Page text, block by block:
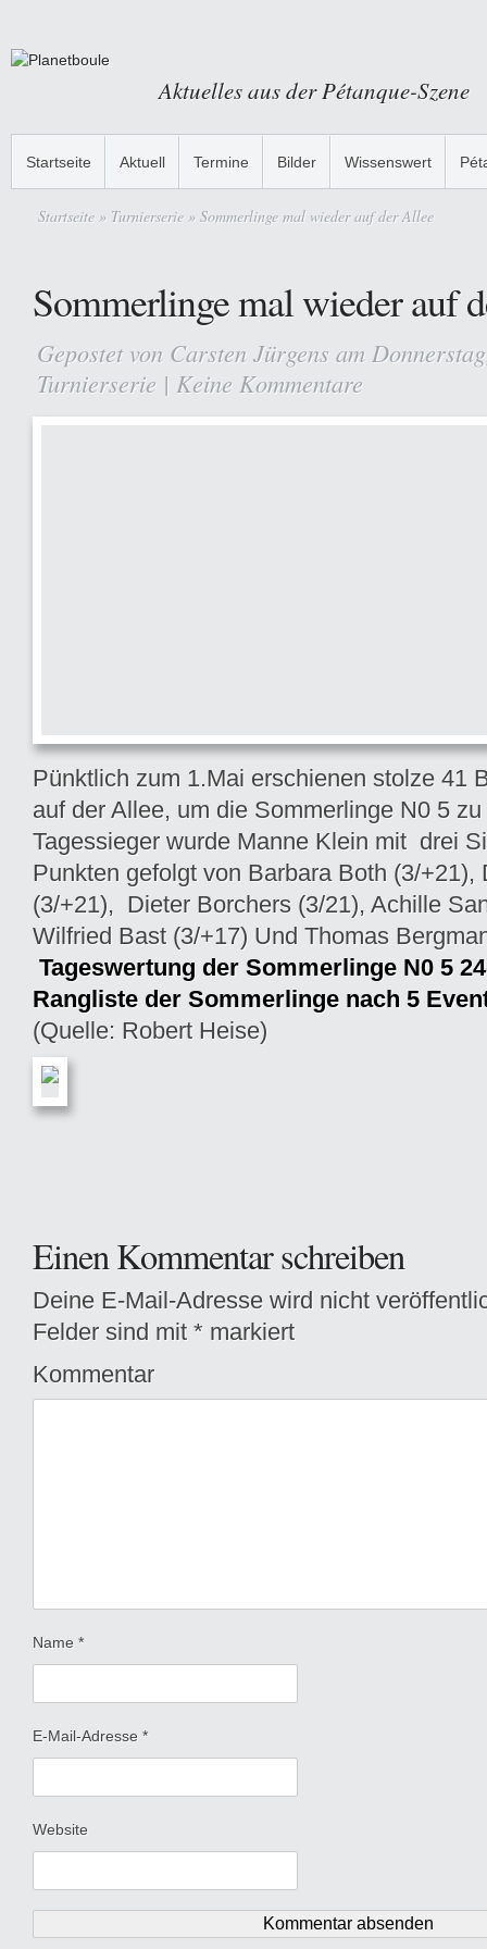
Aktuelles aus der Pétanque-Szene
Startseite Aktuell Termine Bilder Wissenswert
Startseite » Turnierserie » Sommerlinge mal wieder auf der Allee
Sommerlinge mal wieder auf
Gepostet von Carsten Jürgens am
Turnierserie | Keine Kommentare
Pünktlich zum 1.Mai erschienen stolze 41
auf der Allee, um die Sommerlinge N0 5
Tagessieger wurde Manne Klein mit drei
Punkten gefolgt von Barbara Both (3/+21),
(3/+21), Dieter Borchers (3/21), Achille
Wilfried Bast (3/+17) Und Thomas
Tageswertung der Sommerlinge N0 5
Rangliste der Sommerlinge nach 5
(Quelle: Robert Heise)
Einen Kommentar schreiben
Deine E-Mail-Adresse wird nicht
Felder sind mit * markiert
Kommentar
Name *
E-Mail-Adresse *
Website